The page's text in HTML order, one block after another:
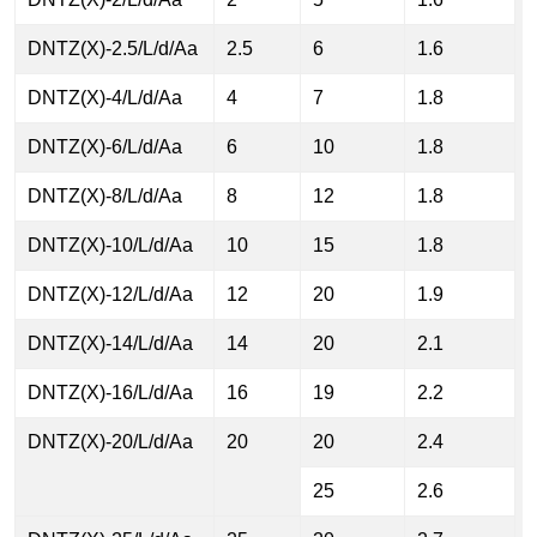
DNTZ(X)-2.5/L/d/Aa 2.5 6 1.6
DNTZ(X)-4/L/d/Aa 4 7 1.8
DNTZ(X)-6/L/d/Aa 6 10 1.8
DNTZ(X)-8/L/d/Aa 8 12 1.8
DNTZ(X)-10/L/d/Aa 10 15 1.8
DNTZ(X)-12/L/d/Aa 12 20 1.9
DNTZ(X)-14/L/d/Aa 14 20 2.1
DNTZ(X)-16/L/d/Aa 16 19 2.2
DNTZ(X)-20/L/d/Aa 20 20 2.4
25 2.6